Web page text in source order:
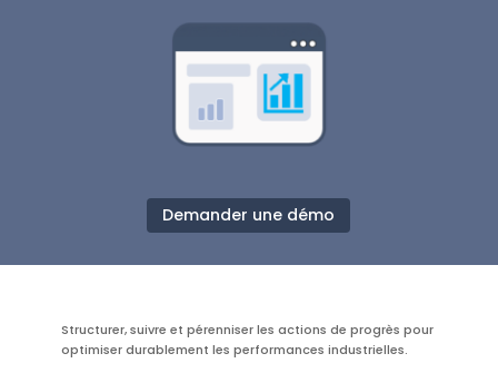
Demander une démo
Structurer, suivre et pérenniser les actions de progrès pour
optimiser durablement les performances industrielles.